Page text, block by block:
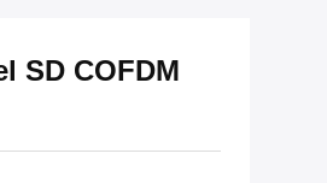
SD COFDM